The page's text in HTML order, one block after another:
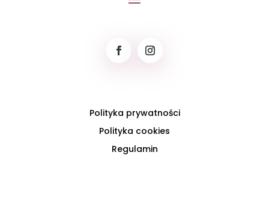
Polityka prywatności
Polityka cookies
Regulamin